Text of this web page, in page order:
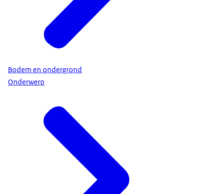
Bodem en ondergrond
Onderwerp